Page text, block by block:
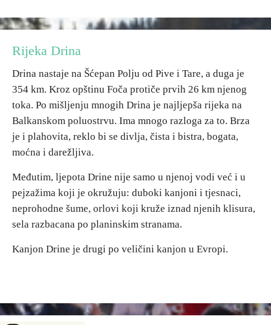
Omladinski turizam
Destinacije
Spisak destinacija
Mapa destinacija
Manifestacije
Smještaj
Multimedija
E-Brochure
Rijeka Drina
Drina nastaje na Šćepan Polju od Pive i Tare, a duga je
354 km. Kroz opštinu Foča protiče prvih 26 km njenog
toka. Po mišljenju mnogih Drina je najljepša rijeka na
Balkanskom poluostrvu. Ima mnogo razloga za to. Brza
je i plahovita, reklo bi se divlja, čista i bistra, bogata,
moćna i darežljiva.
Međutim, ljepota Drine nije samo u njenoj vodi već i u
pejzažima koji je okružuju: duboki kanjoni i tjesnaci,
neprohodne šume, orlovi koji kruže iznad njenih klisura,
sela razbacana po planinskim stranama.
Kanjon Drine je drugi po veličini kanjon u Evropi.